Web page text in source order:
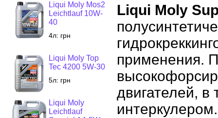
Liqui Moly Mos2
Leichtlauf 10W-
40
4л: грн
Liqui Moly Top
Tec 4200 5W-30
5л: грн
Liqui Moly
Leichtlauf
Liqui Moly
применения.
двигателей, в